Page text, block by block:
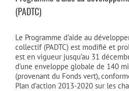
(PADTC)
Le Programme d’aide au
collectif (PADTC) est modifié et
est en vigueur jusqu’au 31
d’une enveloppe globale de 140
(provenant du Fonds vert),
Plan d’action 2013-2020 sur les